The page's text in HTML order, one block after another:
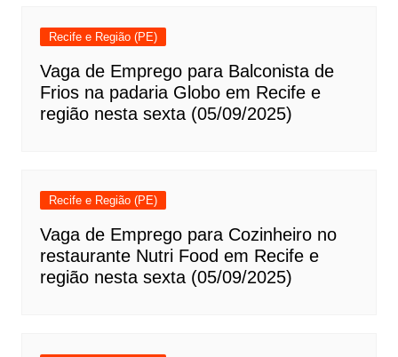
Recife e Região (PE)
Vaga de Emprego para Balconista de
Frios na padaria Globo em Recife e
região nesta sexta (05/09/2025)
Recife e Região (PE)
Vaga de Emprego para Cozinheiro no
restaurante Nutri Food em Recife e
região nesta sexta (05/09/2025)